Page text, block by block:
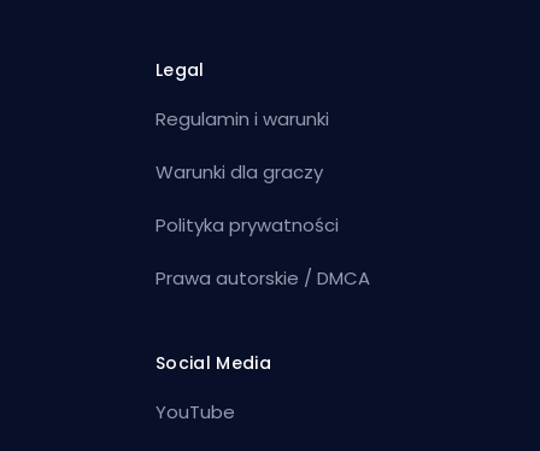
Legal
Regulamin i warunki
Warunki dla graczy
Polityka prywatności
Prawa autorskie / DMCA
Social Media
YouTube